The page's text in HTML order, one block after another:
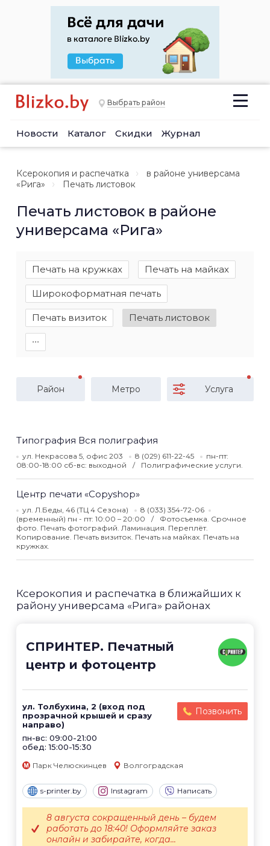
Выбрать район
Новости Каталог Скидки Журнал
Ксерокопия и распечатка
в районе универсама
«Рига»
Печать листовок
Печать листовок в районе
универсама «Рига»
Печать на кружках Печать на майках
Широкоформатная печать
Печать визиток Печать листовок
∙∙∙
Район Метро Услуга
Типография Вся полиграфия
ул. Некрасова 5, офис 203 8 (029) 611-22-45
пн-пт:
08:00-18:00 сб-вс: выходной
Полиграфические услуги.
Центр печати «Copyshop»
ул. Л.Беды, 46 (ТЦ 4 Сезона)
8 (033) 354-72-06
(временный) пн - пт: 10:00 – 20:00
Фотосъемка. Срочное
фото. Печать фотографий. Ламинация. Переплёт.
Копирование. Печать визиток. Печать на майках. Печать на
кружках.
Ксерокопия и распечатка в ближайших к
району универсама «Рига» районах
СПРИНТЕР. Печатный
центр и фотоцентр
ул. Толбухина, 2 (вход под
прозрачной крышей и сразу
направо)
пн-вс: 09:00-21:00
обед: 15:00-15:30
Позвонить
Парк Челюскинцев Волгоградская
s-printer.by Instagram Написать
8 августа сокращенный день – будем
работать до 18:40! Оформляйте заказ
онлайн и забирайте, когда...